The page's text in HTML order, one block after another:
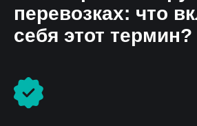
перевозках: что
себя этот термин?